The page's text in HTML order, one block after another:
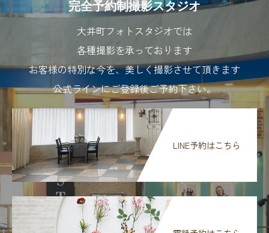
完全予約制撮影スタジオ
大井町フォトスタジオでは
各種撮影を承っております
お客様の特別な今を、美しく撮影させて頂きます
公式ラインにご登録後ご予約下さい。
LINE予約はこちら